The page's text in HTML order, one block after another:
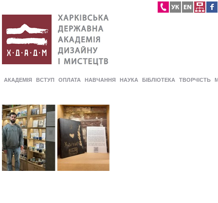
АКАДЕМІЯ ВСТУП ОПЛАТА НАВЧАННЯ НАУКА БІБЛІОТЕКА ТВОРЧІСТЬ